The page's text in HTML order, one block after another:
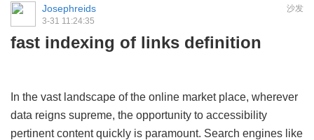
沙发
Josephreids
3-31 11:24:35
fast indexing of links definition
In the vast landscape of the online market place, wherever
data reigns supreme, the opportunity to accessibility
pertinent content quickly is paramount. Search engines like